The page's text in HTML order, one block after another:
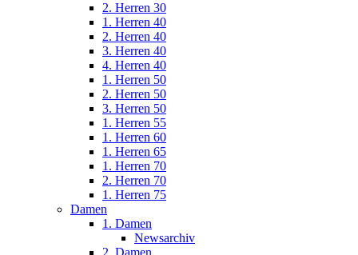
2. Herren 30
1. Herren 40
2. Herren 40
3. Herren 40
4. Herren 40
1. Herren 50
2. Herren 50
3. Herren 50
1. Herren 55
1. Herren 60
1. Herren 65
1. Herren 70
2. Herren 70
1. Herren 75
Damen
1. Damen
Newsarchiv
2. Damen